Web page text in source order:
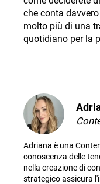
che conta
molto più di una
quotidiano per la
Adriana è una
conoscenza delle
nella creazione di
strategico assicura